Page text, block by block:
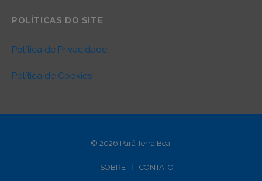
POLÍTICAS DO SITE
Política de Privacidade
Política de Cookies
© 2026 Pará Terra Boa.
SOBRE CONTATO